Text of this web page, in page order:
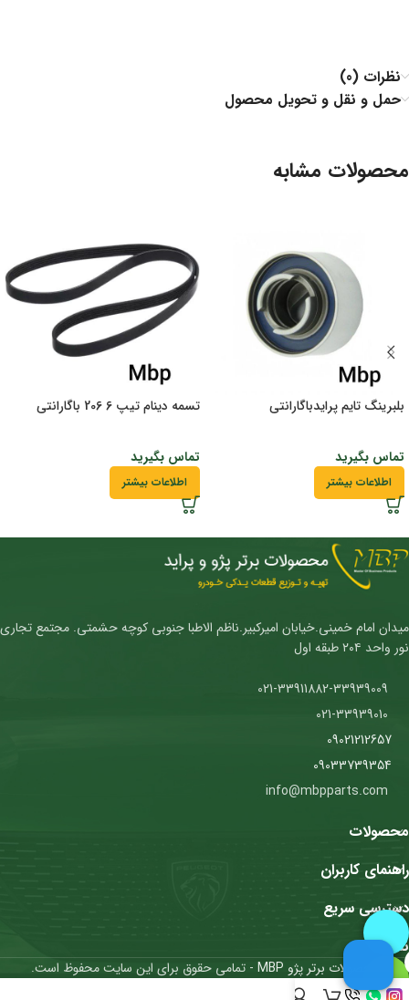
نظرات (0)
حمل و نقل و تحویل محصول
محصولات مشابه
بلبرینگ تایم پرایدباگارانتی
تماس بگیرید
اطلاعات بیشتر
تسمه دینام تیپ 6 206 باگارانتی
تماس بگیرید
اطلاعات بیشتر
میدان امام خمینی.خیابان امیرکبیر.ناظم الاطبا جنوبی کوچه حشمتی. مجتمع تجاری
نور واحد ۲۰۴ طبقه اول
09021212657
09033739354
محصولات
راهنمای کاربران
دسترسی سریع
نمادها
محصولات برتر پژو MBP - تمامی حقوق برای این سایت محفوظ است.